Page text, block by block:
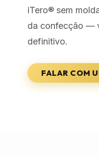
iTero® sem
da confecção —
definitivo.
FALAR COM